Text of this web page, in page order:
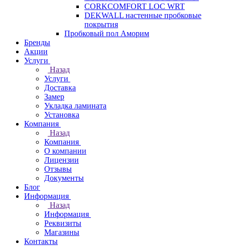
CORKCOMFORT LOC WRT
DEKWALL настенные пробковые
покрытия
Пробковый пол Аморим
Бренды
Акции
Услуги
Назад
Услуги
Доставка
Замер
Укладка ламината
Установка
Компания
Назад
Компания
О компании
Лицензии
Отзывы
Документы
Блог
Информация
Назад
Информация
Реквизиты
Магазины
Контакты